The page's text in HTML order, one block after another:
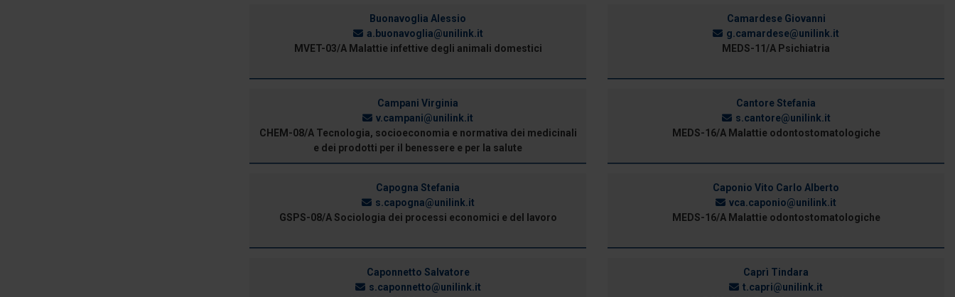
Buonavoglia Alessio
a.buonavoglia@unilink.it
MVET-03/A Malattie infettive degli animali domestici
Camardese Giovanni
g.camardese@unilink.it
MEDS-11/A Psichiatria
Campani Virginia
v.campani@unilink.it
CHEM-08/A Tecnologia, socioeconomia e normativa dei medicinali
e dei prodotti per il benessere e per la salute
Cantore Stefania
s.cantore@unilink.it
MEDS-16/A Malattie odontostomatologiche
Capogna Stefania
s.capogna@unilink.it
GSPS-08/A Sociologia dei processi economici e del lavoro
Caponio Vito Carlo Alberto
vca.caponio@unilink.it
MEDS-16/A Malattie odontostomatologiche
Caponnetto Salvatore
s.caponnetto@unilink.it
Caprì Tindara
t.capri@unilink.it